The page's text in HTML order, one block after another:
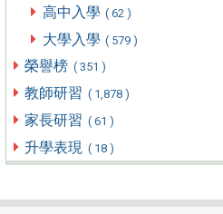
高中入學 ( 62 )
大學入學 ( 579 )
榮譽榜 ( 351 )
教師研習 ( 1,878 )
家長研習 ( 61 )
升學表現 ( 18 )